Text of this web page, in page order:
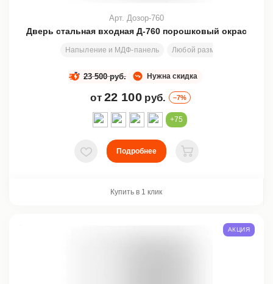
Дверь стальная входная Д-760 порошковый окрас
Напыление и МДФ-панель Любой размер
Арт. Дозор-760
Нужна скидка
23 500 руб.
от 22 100 руб. –7%
+75
В избранное
Подробнее
В корзину
Купить в 1 клик
АКЦИЯ